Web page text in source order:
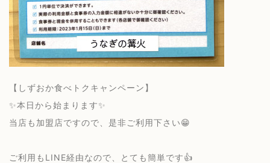
【しずおか食べトクキャンペーン】
✨本日から始まります✨
当店も加盟店ですので、是非ご利用下さい😁
ご利用もLINE経由なので、とても簡単です👍